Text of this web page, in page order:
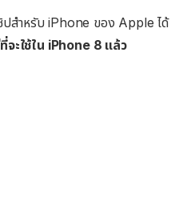
สำหรับ iPhone ของ Apple ได้
จะใช้ใน iPhone 8 แล้ว